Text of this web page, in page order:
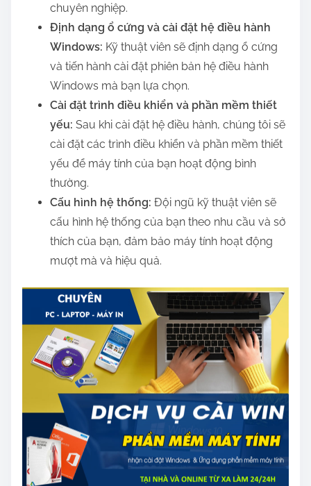
chuyên nghiệp.
Định dạng ổ cứng và cài đặt hệ điều hành
Windows: Kỹ thuật viên sẽ định dạng ổ cứng
và tiến hành cài đặt phiên bản hệ điều hành
Windows mà bạn lựa chọn.
Cài đặt trình điều khiển và phần mềm thiết
yếu: Sau khi cài đặt hệ điều hành, chúng tôi sẽ
cài đặt các trình điều khiển và phần mềm thiết
yếu để máy tính của bạn hoạt động bình
thường.
Cấu hình hệ thống: Đội ngũ kỹ thuật viên sẽ
cấu hình hệ thống của bạn theo nhu cầu và sở
thích của bạn, đảm bảo máy tính hoạt động
mượt mà và hiệu quả.